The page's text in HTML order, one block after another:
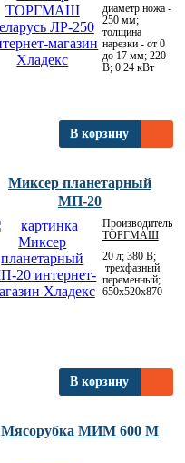
диаметр ножа -
250 мм;
толщина
нарезки - от 0
до 17 мм; 220
В; 0.24 кВт
В корзину
Миксер планетарный
МП-20
Производитель:
ТОРГМАШ
20 л; 380 В;
трехфазный
переменный;
650х520х870
В корзину
Мясорубка МИМ 600 М